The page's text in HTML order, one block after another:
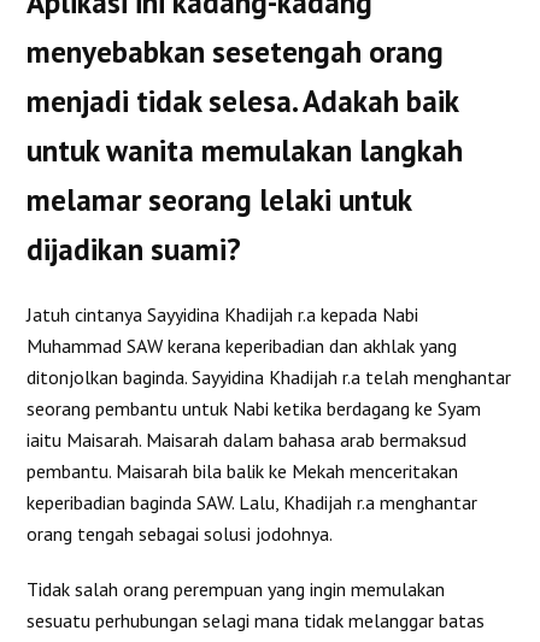
menyebabkan sesetengah orang
menjadi tidak selesa. Adakah baik
untuk wanita memulakan langkah
melamar seorang lelaki untuk
dijadikan suami?
Jatuh cintanya Sayyidina Khadijah r.a kepada Nabi
Muhammad SAW kerana keperibadian dan akhlak yang
ditonjolkan baginda. Sayyidina Khadijah r.a telah menghantar
seorang pembantu untuk Nabi ketika berdagang ke Syam
iaitu Maisarah. Maisarah dalam bahasa arab bermaksud
pembantu. Maisarah bila balik ke Mekah menceritakan
keperibadian baginda SAW. Lalu, Khadijah r.a menghantar
orang tengah sebagai solusi jodohnya.
Tidak salah orang perempuan yang ingin memulakan
sesuatu perhubungan selagi mana tidak melanggar batas